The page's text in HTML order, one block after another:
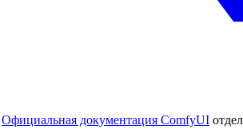
Официальная документация ComfyUI